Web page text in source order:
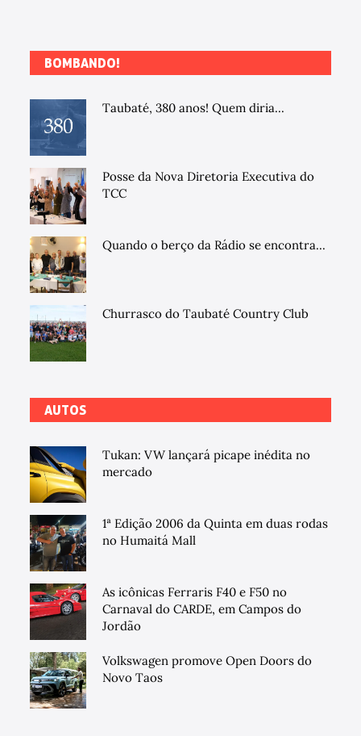
BOMBANDO!
Taubaté, 380 anos! Quem diria...
Posse da Nova Diretoria Executiva do
TCC
Quando o berço da Rádio se encontra...
Churrasco do Taubaté Country Club
AUTOS
Tukan: VW lançará picape inédita no
mercado
1ª Edição 2006 da Quinta em duas rodas
no Humaitá Mall
As icônicas Ferraris F40 e F50 no
Carnaval do CARDE, em Campos do
Jordão
Volkswagen promove Open Doors do
Novo Taos